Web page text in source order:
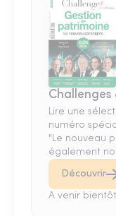
Challenges
Lire une
numéro
"Le nouveau
également
Découvrir
A venir